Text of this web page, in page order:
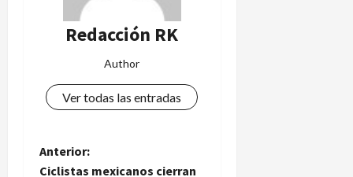
Redacción RK
Author
Ver todas las entradas
N
Anterior:
Ciclistas mexicanos cierran